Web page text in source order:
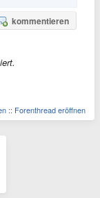
kommentieren
:: Forenthread eröffnen